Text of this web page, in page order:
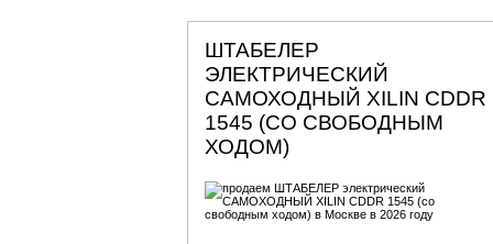
ШТАБЕЛЕР
ЭЛЕКТРИЧЕСКИЙ
САМОХОДНЫЙ XILIN CDDR
1545 (СО СВОБОДНЫМ
ХОДОМ)